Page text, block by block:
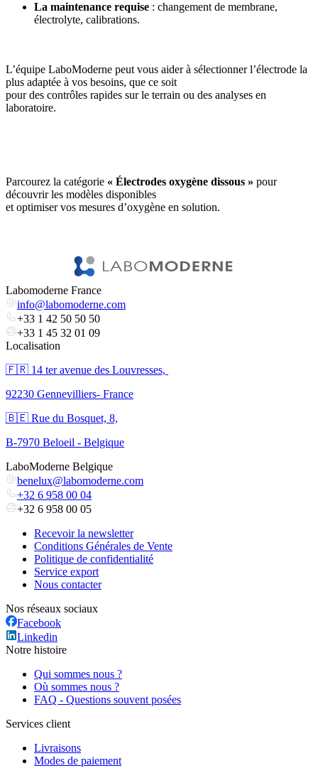
La maintenance requise : changement de membrane,
électrolyte, calibrations.
L’équipe LaboModerne peut vous aider à sélectionner l’électrode la
plus adaptée à vos besoins, que ce soit
pour des contrôles rapides sur le terrain ou des analyses en
laboratoire.
Parcourez la catégorie « Électrodes oxygène dissous » pour
découvrir les modèles disponibles
et optimiser vos mesures d’oxygène en solution.
Labomoderne France
info@labomoderne.com
+33 1 42 50 50 50
+33 1 45 32 01 09
Localisation
🇫🇷 ​14 ter avenue des Louvresses,
92230 Gennevilliers- France
🇧🇪 Rue du Bosquet, 8,
B-7970 Beloeil - Belgique
LaboModerne Belgique
benelux@labomoderne.com
+32 6 958 00 04
+32 6 958 00 05
Recevoir la newsletter
Conditions Générales de Vente
Politique de confidentialité
Service export
Nous contacter
Nos réseaux sociaux
Facebook
Linkedin
Notre histoire
Qui sommes nous ?
Où sommes nous ?
FAQ - Questions souvent posées
Services client
Livraisons
Modes de paiement